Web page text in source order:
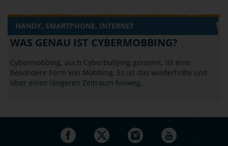
HANDY, SMARTPHONE, INTERNET
WAS GENAU IST CYBERMOBBING?
Cybermobbing, auch Cyberbullying genannt, ist eine
besondere Form von Mobbing. Es ist das wiederholte und
über einen längeren Zeitraum hinweg…